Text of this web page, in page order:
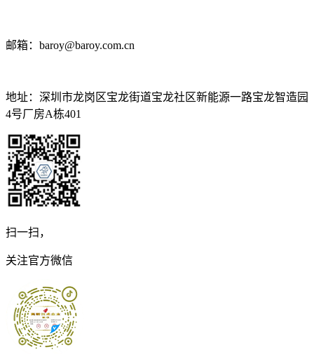
邮箱：baroy@baroy.com.cn
地址：深圳市龙岗区宝龙街道宝龙社区新能源一路宝龙智造园
4号厂房A栋401
扫一扫，
关注官方微信